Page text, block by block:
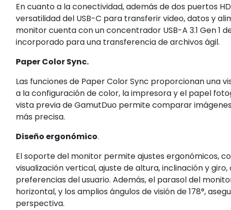
En cuanto a la conectividad, además de dos puertos
versatilidad del USB-C para transferir video, datos y
monitor cuenta con un concentrador USB-A 3.1 Gen 1
incorporado para una transferencia de archivos ágil.
Paper Color Sync.
Las funciones de Paper Color Sync proporcionan una
a la configuración de color, la impresora y el papel
vista previa de GamutDuo permite comparar
más precisa.
Diseño ergonómico.
El soporte del monitor permite ajustes ergonómicos,
visualización vertical, ajuste de altura, inclinación y
preferencias del usuario. Además, el parasol del
horizontal, y los amplios ángulos de visión de 178°,
perspectiva.